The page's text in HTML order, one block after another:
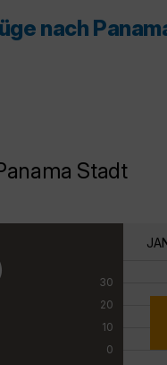
nach
Stadt
30
20
10
0